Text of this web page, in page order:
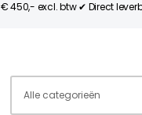
450,- excl. btw ✔ Direct